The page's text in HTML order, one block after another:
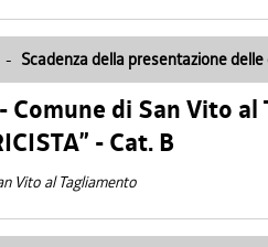
- Scadenza della presentazione
Comune di San Vito al
- Cat. B
Vito al Tagliamento